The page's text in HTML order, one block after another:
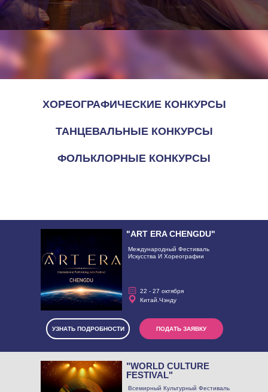
ХОРЕОГРАФИЧЕСКИЕ КОНКУРСЫ
ТАНЦЕВАЛЬНЫЕ КОНКУРСЫ
ФОЛЬКЛОРНЫЕ КОНКУРСЫ
"ART ERA CHENGDU"
Международный Фестиваль
Искусства И Хореографии
22 - 27 октября
Китай.Чэнду
УЗНАТЬ ПОДРОБНОСТИ ПОДАТЬ ЗАЯВКУ
"WORLD CULTURE
FESTIVAL"
Всемирный Культурный Фестиваль